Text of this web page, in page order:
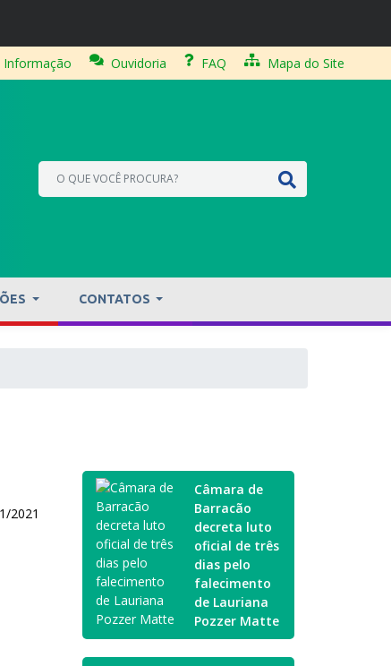
Informação Ouvidoria FAQ Mapa do Site
CONTATOS
2021
Câmara de
Barracão
decreta luto
oficial de três
dias pelo
falecimento
de Lauriana
Pozzer Matte